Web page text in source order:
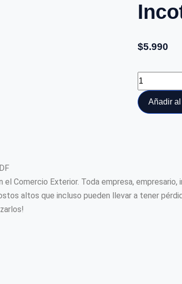
$5.990
Añadir
Comercio Exterior. Toda empresa,
altos que incluso pueden llevar a tener